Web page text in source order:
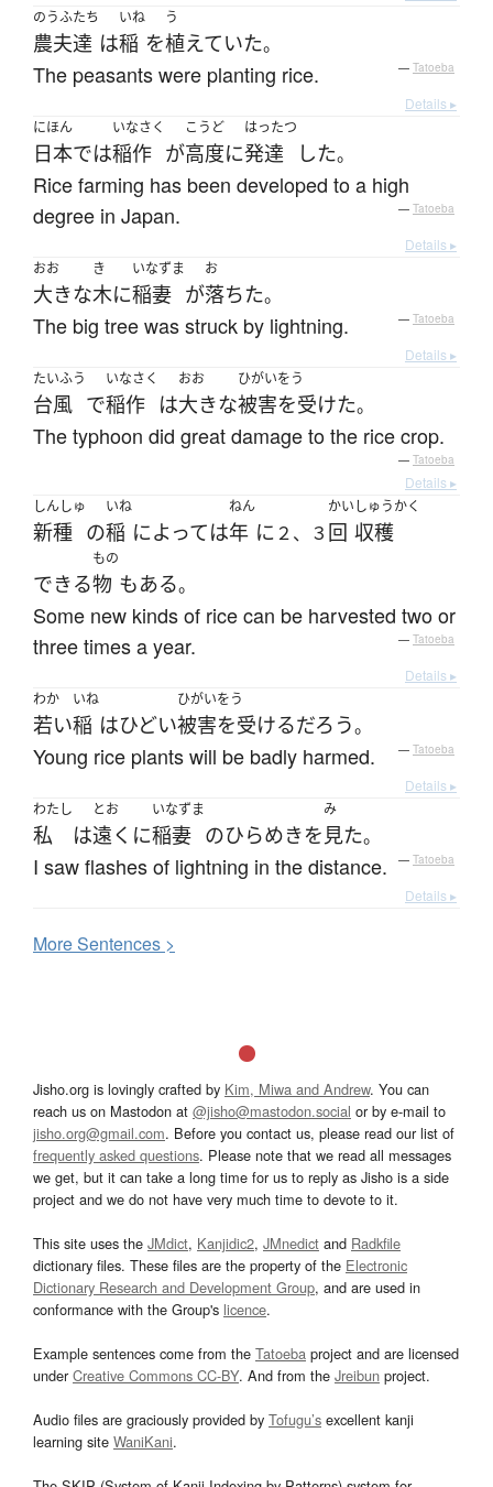
のうふ
農夫
たち
達 は
いね
稲 を
う
植えていた。
The peasants were planting rice. — Tatoeba
Details ▸
にほん
日本では
いなさく
稲作 が
こうど
高度に
はったつ
発達 した。
Rice farming has been developed to a high
degree in Japan.
— Tatoeba
Details ▸
おお
大きな
き
木に
いなずま
稲妻 が
お
落ちた。
The big tree was struck by lightning. — Tatoeba
Details ▸
たいふう
台風 で
いなさく
稲作 は
おお
大きな
ひがいをう
被害を受けた。
The typhoon did great damage to the rice crop.
— Tatoeba
Details ▸
しんしゅ
新種 の
いね
稲 によっては
ねん
年 に２、３
かい
回
しゅうかく
収穫
できる
もの
物 もある。
Some new kinds of rice can be harvested two or
three times a year.
— Tatoeba
Details ▸
わか
若い
いね
稲 はひどい
ひがいをう
被害を受けるだろう。
Young rice plants will be badly harmed. — Tatoeba
Details ▸
わたし
私 は
とお
遠く に
いなずま
稲妻 のひらめきを
み
見た。
I saw flashes of lightning in the distance. — Tatoeba
Details ▸
MoreSentences >
Jisho.org is lovingly crafted by Kim, Miwa and Andrew. You can
reach us on Mastodon at @jisho@mastodon.social or by e-mail to
jisho.org@gmail.com. Before you contact us, please read our list of
frequently asked questions. Please note that we read all messages
we get, but it can take a long time for us to reply as Jisho is a side
project and we do not have very much time to devote to it.
This site uses the JMdict, Kanjidic2, JMnedict and Radkfile
dictionary files. These files are the property of the Electronic
Dictionary Research and Development Group, and are used in
conformance with the Group's licence.
Example sentences come from the Tatoeba project and are licensed
underCreative Commons CC-BY. And from the Jreibun project.
Audio files are graciously provided by Tofugu’s excellent kanji
learning site WaniKani.